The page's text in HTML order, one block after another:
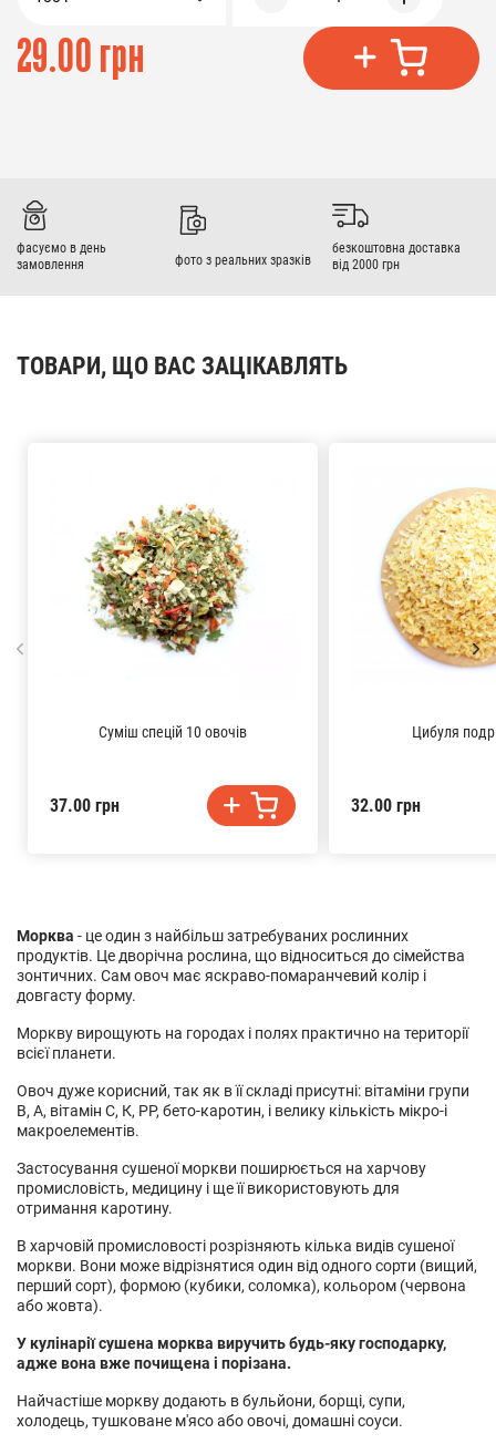
29.00 грн
фасуємо в день
замовлення
фото з реальних зразків
безкоштовна доставка
від 2000 грн
Морква - це один з найбільш затребуваних рослинних
продуктів. Це дворічна рослина, що відноситься до сімейства
зонтичних. Сам овоч має яскраво-помаранчевий колір і
довгасту форму.
Моркву вирощують на городах і полях практично на території
всієї планети.
Овоч дуже корисний, так як в її складі присутні: вітаміни групи
В, А, вітамін С, К, РР, бето-каротин, і велику кількість мікро-і
макроелементів.
Застосування сушеної моркви поширюється на харчову
промисловість, медицину і ще її використовують для
отримання каротину.
В харчовій промисловості розрізняють кілька видів сушеної
моркви. Вони може відрізнятися один від одного сорти (вищий,
перший сорт), формою (кубики, соломка), кольором (червона
або жовта).
У кулінарії сушена морква виручить будь-яку господарку,
адже вона вже почищена і порізана.
Найчастіше моркву додають в бульйони, борщі, супи,
холодець, тушковане м'ясо або овочі, домашні соуси.
ТОВАРИ, ЩО ВАС ЗАЦІКАВЛЯТЬ
Суміш спецій 10 овочів
37.00 грн
Цибуля
32.00 грн